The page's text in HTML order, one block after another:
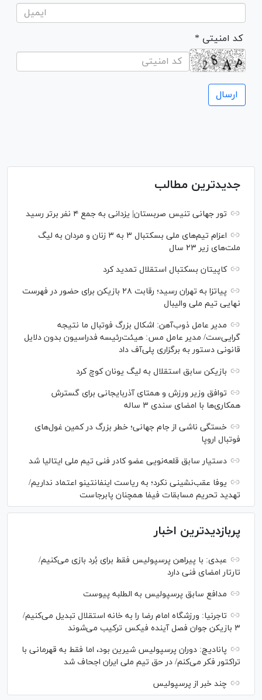
* کد امنیتی
جدیدترین مطالب
تور جهانی تنیس صربستان| یزدانی به جمع ۴ نفر برتر رسید
اعزام تیم‌های ملی بسکتبال ۳ به ۳ زنان و مردان به لیگ
ملت‌های زیر ۲۳ سال
کاپیتان بسکتبال استقلال تمدید کرد
پیاتزا به تهران رسید؛ رقابت ۲۸ بازیکن برای حضور در فهرست
نهایی تیم ملی والیبال
مدیر عامل ذوب‌آهن: اشکال بزرگ فوتبال ما نتیجه
گرایی‌ست/ مدیر عامل مس: هیئت‌رئیسه فدراسیون بدون دلایل
قانونی دستور به برگزاری پلی‌آف داد
بازیکن سابق استقلال به لیگ یونان کوچ کرد
توافق وزیر ورزش و همتای آذربایجانی برای گسترش
همکاری‌ها با امضای سندی ۳ ساله
خستگی ناشی از جام جهانی؛ خطر بزرگ در کمین غول‌های
فوتبال اروپا
دستیار سابق قلعه‌نویی عضو کادر فنی تیم ملی ایتالیا شد
یوفا عقب‌نشینی نکرد؛ به ریاست اینفانتینو اعتماد نداریم/
تهدید تحریم مسابقات فیفا همچنان پابرجاست
پربازدیدترین اخبار
عبدی: با پیراهن پرسپولیس فقط برای بُرد بازی می‌کنیم/
تارتار امضای فنی دارد
مدافع سابق پرسپولیس به الطلبه پیوست
تاجرنیا: ورزشگاه امام رضا را به خانه استقلال تبدیل می‌کنیم/
۳ بازیکن جوان فصل آینده فیکس ترکیب می‌شوند
پانادیچ: دوران پرسپولیس شیرین بود، اما فقط به قهرمانی با
تراکتور فکر می‌کنم/ در حق تیم ملی ایران اجحاف شد
چند خبر از پرسپولیس